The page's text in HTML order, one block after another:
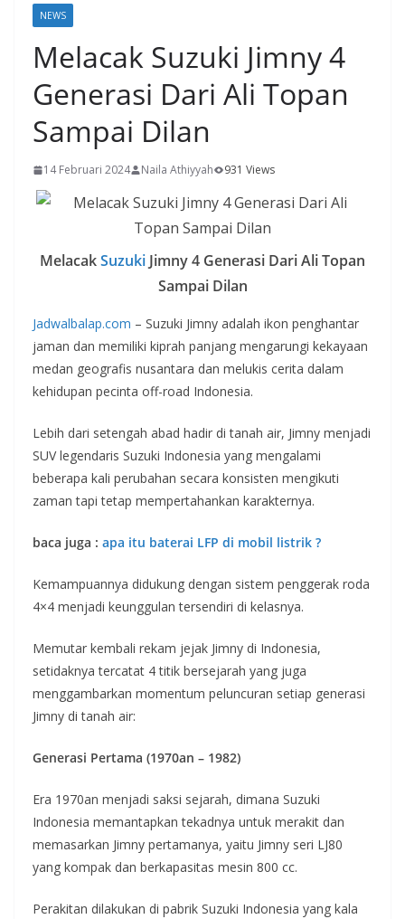
NEWS
Melacak Suzuki Jimny 4
Generasi Dari Ali Topan
Sampai Dilan
14 Februari 2024 Naila Athiyyah 931 Views
MelacakSuzuki Jimny 4 Generasi Dari Ali Topan
Sampai Dilan
Jadwalbalap.com – Suzuki Jimny adalah ikon penghantar
jaman dan memiliki kiprah panjang mengarungi kekayaan
medan geografis nusantara dan melukis cerita dalam
kehidupan pecinta off-road Indonesia.
Lebih dari setengah abad hadir di tanah air, Jimny menjadi
SUV legendaris Suzuki Indonesia yang mengalami
beberapa kali perubahan secara konsisten mengikuti
zaman tapi tetap mempertahankan karakternya.
baca juga : apa itu baterai LFP di mobil listrik ?
Kemampuannya didukung dengan sistem penggerak roda
4×4 menjadi keunggulan tersendiri di kelasnya.
Memutar kembali rekam jejak Jimny di Indonesia,
setidaknya tercatat 4 titik bersejarah yang juga
menggambarkan momentum peluncuran setiap generasi
Jimny di tanah air:
Generasi Pertama (1970an – 1982)
Era 1970an menjadi saksi sejarah, dimana Suzuki
Indonesia memantapkan tekadnya untuk merakit dan
memasarkan Jimny pertamanya, yaitu Jimny seri LJ80
yang kompak dan berkapasitas mesin 800 cc.
Perakitan dilakukan di pabrik Suzuki Indonesia yang kala